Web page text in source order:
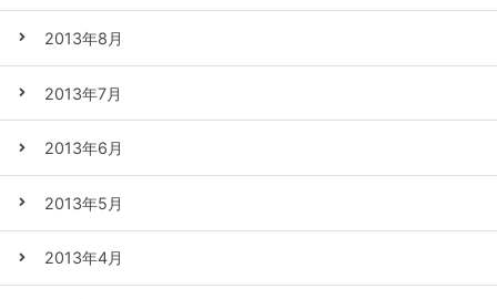
2013年8月
2013年7月
2013年6月
2013年5月
2013年4月